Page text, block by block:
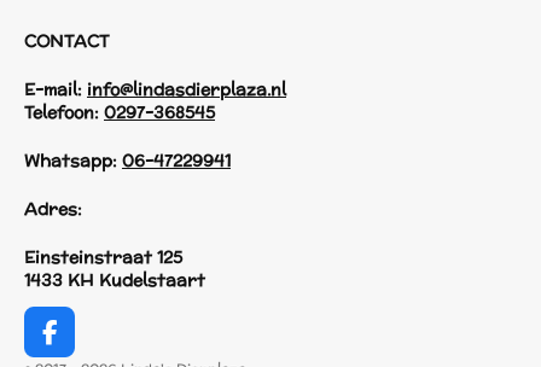
CONTACT
E-mail: info@lindasdierplaza.nl
Telefoon: 0297-368545
Whatsapp: 06-47229941
Adres:
Einsteinstraat 125
1433 KH Kudelstaart
F